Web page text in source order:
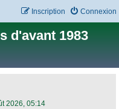
Connexion
Inscription
d'avant 1983
2026, 05:14